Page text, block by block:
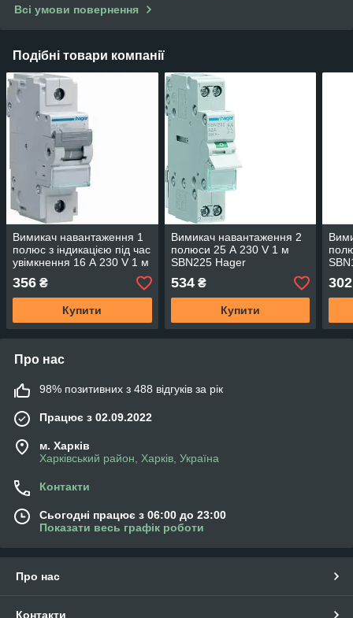
Всі умови повернення
Подібні товари компанії
Вимикач навантаження 1
полюс з індикацією під час
увімкнення 16 А 230 V 1 м
SBT116 Hager
356 ₴
Купити
Вимикач навантаження 2
полюси 25 А 230 V 1 м
SBN225 Hager
534₴
Купити
302
Про нас
98% позитивних з 488 відгуків за рік
Працює з 02.09.2022
м. Харків
Харківський район, Харків, Україна
Контакти
Сьогодні працює з 06:00 до 23:00
Показати весь графік роботи
Про нас
Контакти